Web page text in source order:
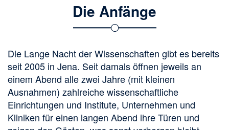
Die Anfänge
Die Lange Nacht der Wissenschaften gibt es bereits
seit 2005 in Jena. Seit damals öffnen jeweils an
einem Abend alle zwei Jahre (mit kleinen
Ausnahmen) zahlreiche wissenschaftliche
Einrichtungen und Institute, Unternehmen und
Kliniken für einen langen Abend ihre Türen und